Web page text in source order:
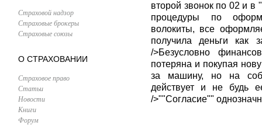
Страховой надзор
Страховые брокеры
Страховые союзы
О СТРАХОВАНИИ
Страховое право
Статьи
Новости
Книги
Форум
второй звонок по 02 и в
процедуры по
волокиты, все
получила деньги как
/>Безусловно
потеряна и покупая
за машину, но на
действует и не
/>""Согласие""